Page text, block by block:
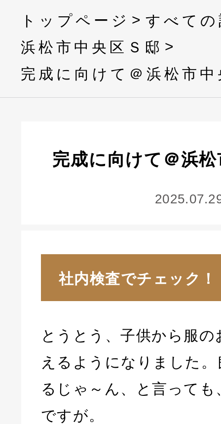
トップページ
すべて
浜松市中央区Ｓ邸
完成に向けて＠浜松市
完成に向けて＠浜
社内検査でチェック！
とうとう、子供から服
えるようになりました
るじゃ～ん、と言って
ですが。